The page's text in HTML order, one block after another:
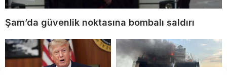
Şam’da güvenlik noktasına bombalı saldırı